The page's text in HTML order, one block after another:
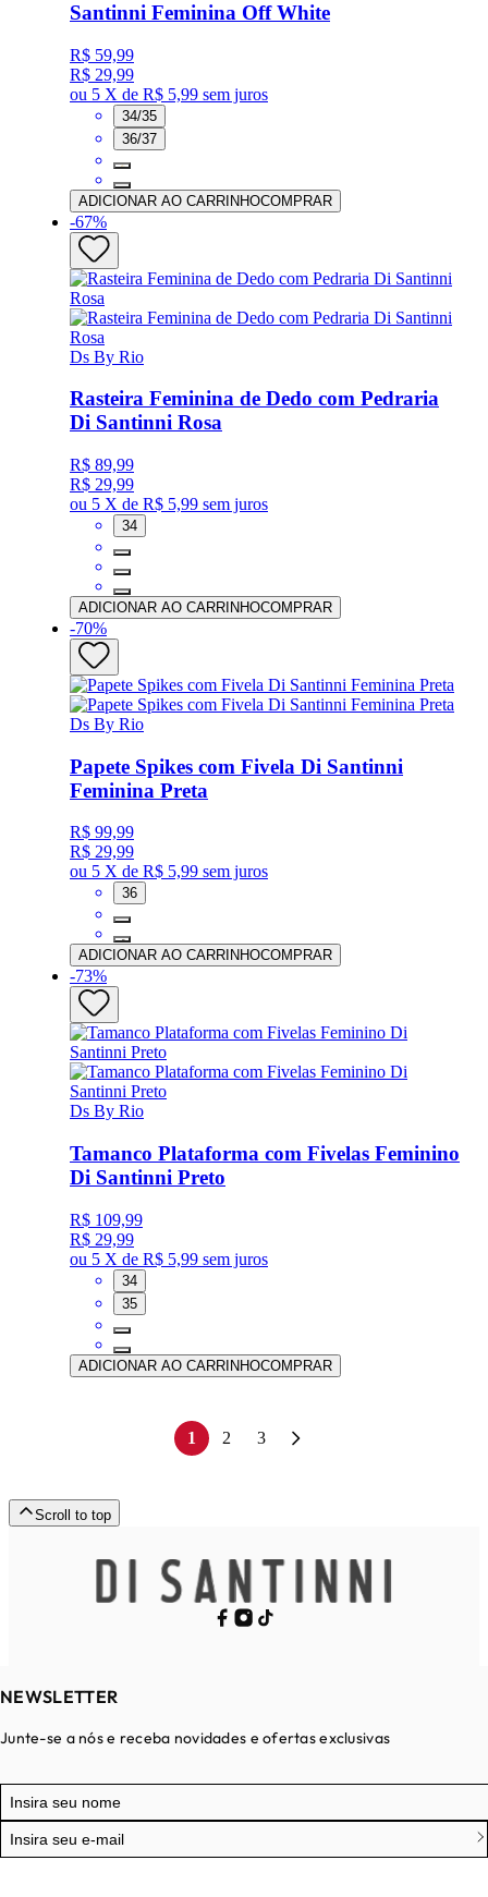
Santinni Feminina Off White
R$ 59,99
R$ 29,99
ou 5 X de R$ 5,99 sem juros
34/35
36/37
ADICIONAR AO CARRINHOCOMPRAR
-67%
Ds By Rio
Rasteira Feminina de Dedo com Pedraria
Di Santinni Rosa
R$ 89,99
R$ 29,99
ou 5 X de R$ 5,99 sem juros
34
ADICIONAR AO CARRINHOCOMPRAR
-70%
Ds By Rio
Papete Spikes com Fivela Di Santinni
Feminina Preta
R$ 99,99
R$ 29,99
ou 5 X de R$ 5,99 sem juros
36
ADICIONAR AO CARRINHOCOMPRAR
-73%
Ds By Rio
Tamanco Plataforma com Fivelas Feminino
Di Santinni Preto
R$ 109,99
R$ 29,99
ou 5 X de R$ 5,99 sem juros
34
35
ADICIONAR AO CARRINHOCOMPRAR
1 2 3
Scroll to top
NEWSLETTER
Junte-se a nós e receba novidades e ofertas exclusivas